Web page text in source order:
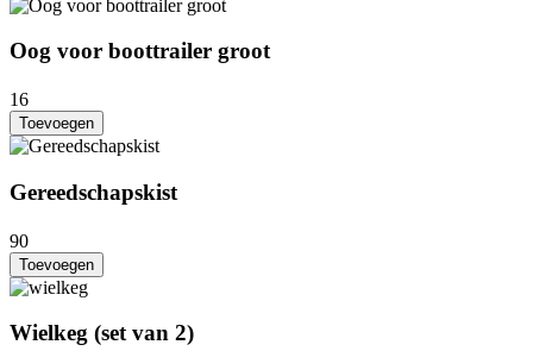
Oog voor boottrailer groot
16
Toevoegen
Gereedschapskist
90
Toevoegen
Wielkeg (set van 2)